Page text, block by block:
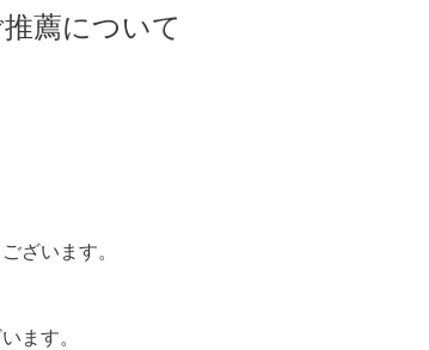
薦について
ざいます。
ます。